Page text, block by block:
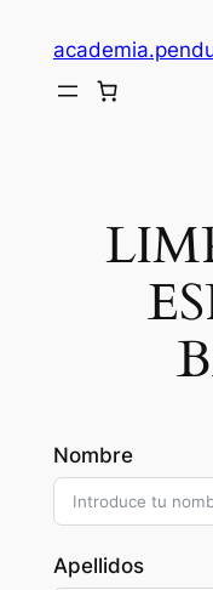
contenido
Nombre
Apellidos